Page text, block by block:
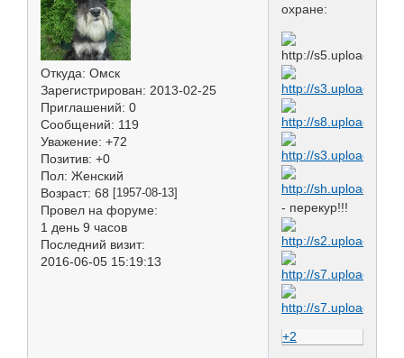
Откуда: Омск
Зарегистрирован: 2013-02-25
Приглашений: 0
Сообщений: 119
Уважение: +72
Позитив: +0
Пол: Женский
Возраст: 68 [1957-08-13]
Провел на форуме:
1 день 9 часов
Последний визит:
2016-06-05 15:19:13
охране:
- перекур!!!
+2